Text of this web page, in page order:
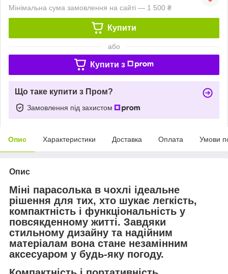
Мінімальна сума замовлення на сайті — 1 500 ₴
Купити
або
Купити з
Що таке купити з Пром?
Замовлення під захистом
Опис Характеристики Доставка Оплата Умови
Опис
Міні парасолька в чохлі ідеальне
рішення для тих, хто шукає легкість,
компактність і функціональність у
повсякденному житті. Завдяки
стильному дизайну та надійним
матеріалам вона стане незамінним
аксесуаром у будь-яку погоду.